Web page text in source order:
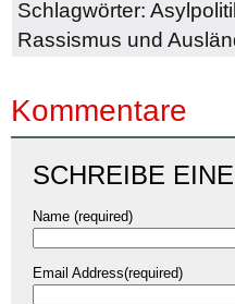
Schlagwörter:
Rassismus und
Kommentare
SCHREIBE
Name (required)
Email Address(required)